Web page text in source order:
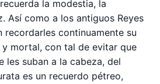
la modestia, la
Así como a los antiguos Reyes
recordarles continuamente su
mortal, con tal de evitar que
les suban a la cabeza, del
es un recuerdo pétreo,